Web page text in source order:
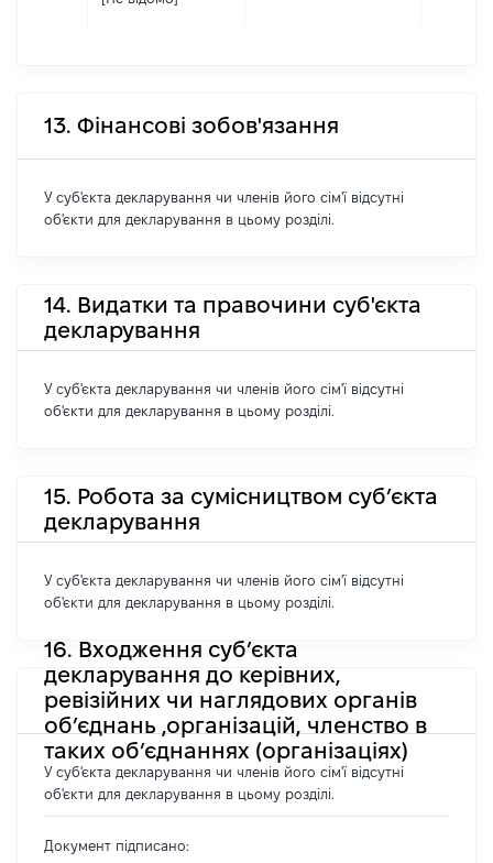
13. Фінансові зобов'язання
У суб'єкта декларування чи членів його сім'ї відсутні
об'єкти для декларування в цьому розділі.
14. Видатки та правочини суб'єкта
декларування
У суб'єкта декларування чи членів його сім'ї відсутні
об'єкти для декларування в цьому розділі.
15. Робота за сумісництвом суб’єкта
декларування
У суб'єкта декларування чи членів його сім'ї відсутні
об'єкти для декларування в цьому розділі.
16. Входження суб’єкта
декларування до керівних,
ревізійних чи наглядових органів
об’єднань ,організацій, членство в
таких об’єднаннях (організаціях)
У суб'єкта декларування чи членів його сім'ї відсутні
об'єкти для декларування в цьому розділі.
Документ підписано: